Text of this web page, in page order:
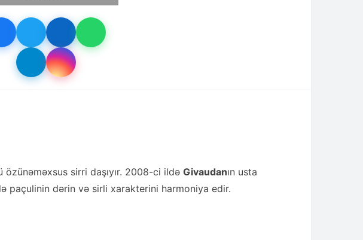
özünəməxsus sirri daşıyır. 2008-ci ildə Givaudanın usta
paçulinin dərin və sirli xarakterini harmoniya edir.